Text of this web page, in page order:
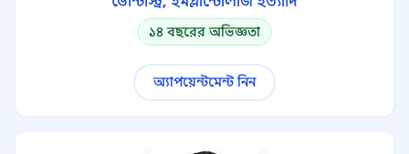
১৪ বছরের অভিজ্ঞতা
অ্যাপয়েন্টমেন্ট নিন